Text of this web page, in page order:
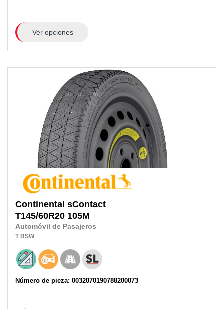
Ver opciones
Continental sContact
T145/60R20 105M
Automóvil de Pasajeros
T BSW
Número de pieza: 0032070190788200073